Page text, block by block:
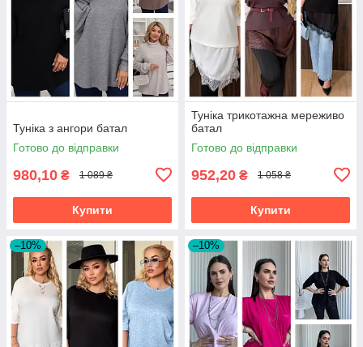
Туніка з ангори батал
Готово до відправки
980,10 ₴ 1 089 ₴
Купити
Туніка трикотажна мереживо
батал
Готово до відправки
952,20 ₴ 1 058 ₴
Купити
–10% –10%